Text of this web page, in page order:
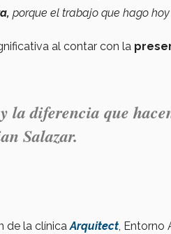
porque el trabajo que hago
al contar con la
la diferencia que
Salazar.
de la clínicaArquitect, Entorno